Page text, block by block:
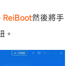
ReiBoot然後將手
。